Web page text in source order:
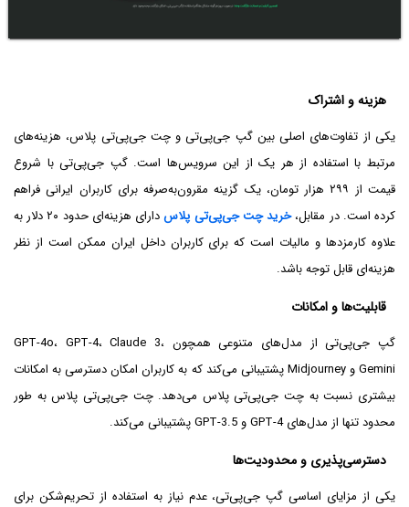
هزینه و اشتراک
یکی از تفاوت‌های اصلی بین گپ جی‌پی‌تی و چت جی‌پی‌تی پلاس، هزینه‌های
مرتبط با استفاده از هر یک از این سرویس‌ها است. گپ جی‌پی‌تی با شروع
قیمت از ۲۹۹ هزار تومان، یک گزینه مقرون‌به‌صرفه برای کاربران ایرانی فراهم
کرده است. در مقابل،خرید چت جی‌پی‌تی پلاس
دارای هزینه‌ای حدود ۲۰ دلار به
علاوه کارمزدها و مالیات است که برای کاربران داخل ایران ممکن است از نظر
هزینه‌ای قابل توجه باشد.
قابلیت‌ها و امکانات
گپ جی‌پی‌تی از مدل‌های متنوعی همچون GPT-4o، GPT-4، Claude 3،
Gemini و Midjourney پشتیبانی می‌کند که به کاربران امکان دسترسی به امکانات
بیشتری نسبت به چت جی‌پی‌تی پلاس می‌دهد. چت جی‌پی‌تی پلاس به طور
محدود تنها از مدل‌های GPT-4 و GPT-3.5 پشتیبانی می‌کند.
دسترسی‌پذیری و محدودیت‌ها
یکی از مزایای اساسی گپ جی‌پی‌تی، عدم نیاز به استفاده از تحریم‌شکن برای